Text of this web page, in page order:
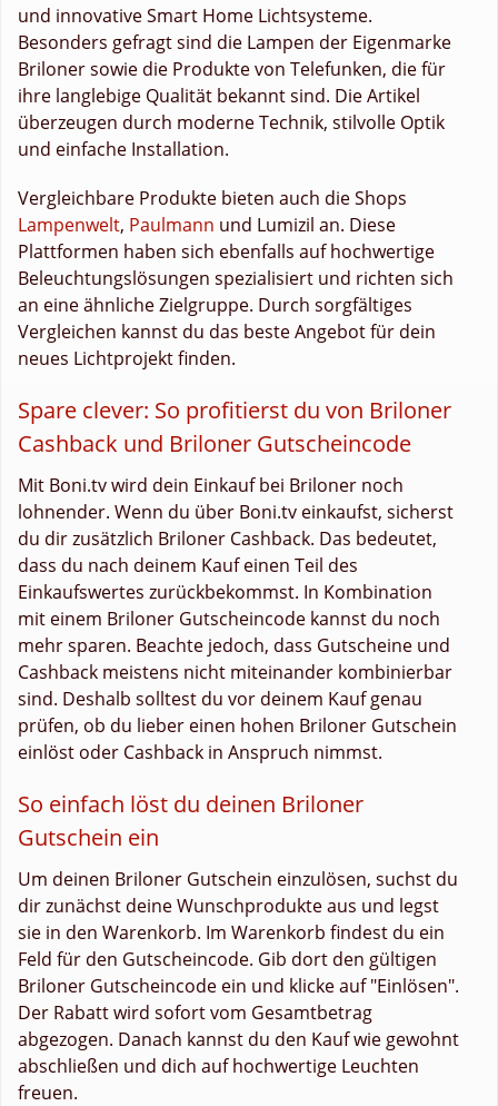
und innovative Smart Home Lichtsysteme.
Besonders gefragt sind die Lampen der Eigenmarke
Briloner sowie die Produkte von Telefunken, die für
ihre langlebige Qualität bekannt sind. Die Artikel
überzeugen durch moderne Technik, stilvolle Optik
und einfache Installation.
Vergleichbare Produkte bieten auch die Shops
Lampenwelt, Paulmann und Lumizil an. Diese
Plattformen haben sich ebenfalls auf hochwertige
Beleuchtungslösungen spezialisiert und richten sich
an eine ähnliche Zielgruppe. Durch sorgfältiges
Vergleichen kannst du das beste Angebot für dein
neues Lichtprojekt finden.
Spare clever: So profitierst du von Briloner
Cashback und Briloner Gutscheincode
Mit Boni.tv wird dein Einkauf bei Briloner noch
lohnender. Wenn du über Boni.tv einkaufst, sicherst
du dir zusätzlich Briloner Cashback. Das bedeutet,
dass du nach deinem Kauf einen Teil des
Einkaufswertes zurückbekommst. In Kombination
mit einem Briloner Gutscheincode kannst du noch
mehr sparen. Beachte jedoch, dass Gutscheine und
Cashback meistens nicht miteinander kombinierbar
sind. Deshalb solltest du vor deinem Kauf genau
prüfen, ob du lieber einen hohen Briloner Gutschein
einlöst oder Cashback in Anspruch nimmst.
So einfach löst du deinen Briloner
Gutschein ein
Um deinen Briloner Gutschein einzulösen, suchst du
dir zunächst deine Wunschprodukte aus und legst
sie in den Warenkorb. Im Warenkorb findest du ein
Feld für den Gutscheincode. Gib dort den gültigen
Briloner Gutscheincode ein und klicke auf "Einlösen".
Der Rabatt wird sofort vom Gesamtbetrag
abgezogen. Danach kannst du den Kauf wie gewohnt
abschließen und dich auf hochwertige Leuchten
freuen.